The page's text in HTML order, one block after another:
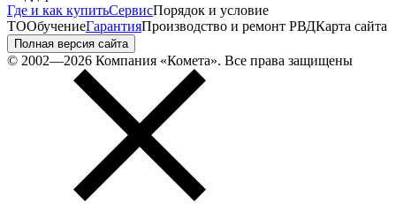
Где и как купитьСервисПорядок и условие
ТООбучениеГарантияПроизводство и ремонт РВДКарта сайта
Полная версия сайта
© 2002—2026 Компания «Комета». Все права защищены